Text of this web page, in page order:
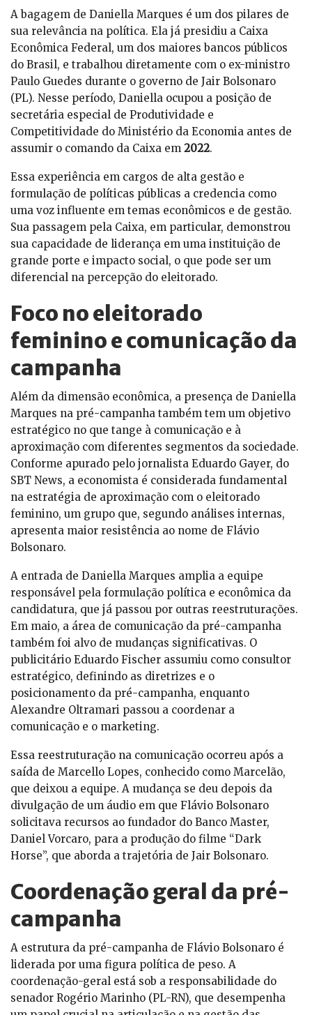
A bagagem de Daniella Marques é um dos pilares de
sua relevância na política. Ela já presidiu a Caixa
Econômica Federal, um dos maiores bancos públicos
do Brasil, e trabalhou diretamente com o ex-ministro
Paulo Guedes durante o governo de Jair Bolsonaro
(PL). Nesse período, Daniella ocupou a posição de
secretária especial de Produtividade e
Competitividade do Ministério da Economia antes de
assumir o comando da Caixa em 2022.
Essa experiência em cargos de alta gestão e
formulação de políticas públicas a credencia como
uma voz influente em temas econômicos e de gestão.
Sua passagem pela Caixa, em particular, demonstrou
sua capacidade de liderança em uma instituição de
grande porte e impacto social, o que pode ser um
diferencial na percepção do eleitorado.
Foco no eleitorado
feminino e comunicação da
campanha
Além da dimensão econômica, a presença de Daniella
Marques na pré-campanha também tem um objetivo
estratégico no que tange à comunicação e à
aproximação com diferentes segmentos da sociedade.
Conforme apurado pelo jornalista Eduardo Gayer, do
SBT News, a economista é considerada fundamental
na estratégia de aproximação com o eleitorado
feminino, um grupo que, segundo análises internas,
apresenta maior resistência ao nome de Flávio
Bolsonaro.
A entrada de Daniella Marques amplia a equipe
responsável pela formulação política e econômica da
candidatura, que já passou por outras reestruturações.
Em maio, a área de comunicação da pré-campanha
também foi alvo de mudanças significativas. O
publicitário Eduardo Fischer assumiu como consultor
estratégico, definindo as diretrizes e o
posicionamento da pré-campanha, enquanto
Alexandre Oltramari passou a coordenar a
comunicação e o marketing.
Essa reestruturação na comunicação ocorreu após a
saída de Marcello Lopes, conhecido como Marcelão,
que deixou a equipe. A mudança se deu depois da
divulgação de um áudio em que Flávio Bolsonaro
solicitava recursos ao fundador do Banco Master,
Daniel Vorcaro, para a produção do filme “Dark
Horse”, que aborda a trajetória de Jair Bolsonaro.
Coordenação geral da pré-
campanha
A estrutura da pré-campanha de Flávio Bolsonaro é
liderada por uma figura política de peso. A
coordenação-geral está sob a responsabilidade do
senador Rogério Marinho (PL-RN), que desempenha